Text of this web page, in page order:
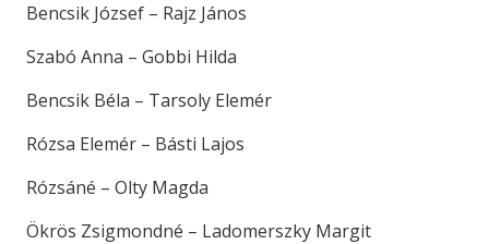
Bencsik József – Rajz János
Szabó Anna – Gobbi Hilda
Bencsik Béla – Tarsoly Elemér
Rózsa Elemér – Básti Lajos
Rózsáné – Olty Magda
Ökrös Zsigmondné – Ladomerszky Margit